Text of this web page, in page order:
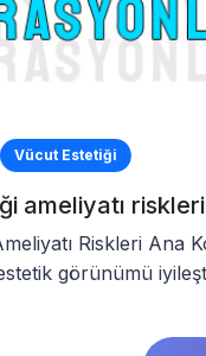
Vücut Estetiği
ameliyatı riskleri
Riskleri Ana
görünümü